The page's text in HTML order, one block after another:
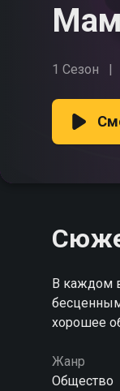
1 Сезон
В каждом
хорошее
Жанр
Общество